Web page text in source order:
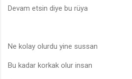
Devam etsin diye bu rüya
Ne kolay olurdu yine sussan
Bu kadar korkak olur insan